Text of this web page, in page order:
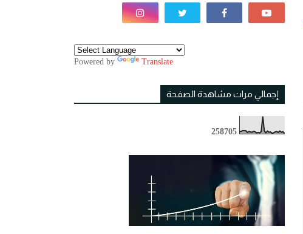
Powered by Translate
إجمالي مرات مشاهدة الصفحة
258705